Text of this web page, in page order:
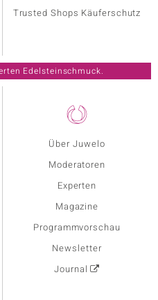
Über Juwelo
Moderatoren
Experten
Magazine
Programmvorschau
Newsletter
Journal
Trusted Shops Käuferschutz
Edelsteinschmuck.